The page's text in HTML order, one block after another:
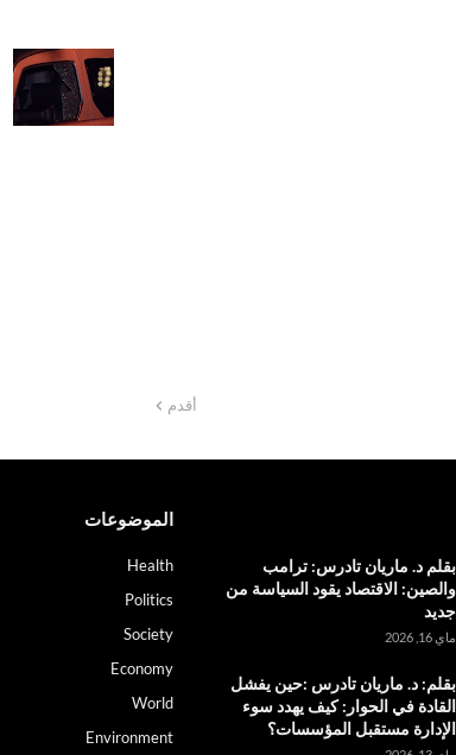
أقدم
بقلم د. ماريان تادرس: ترامب
والصين: الاقتصاد يقود السياسة من
جديد
ماي 16, 2026
بقلم: د. ماريان تادرس :حين يفشل
القادة في الحوار: كيف يهدد سوء
الإدارة مستقبل المؤسسات؟
الموضوعات
Health
Politics
Society
Economy
World
Environment